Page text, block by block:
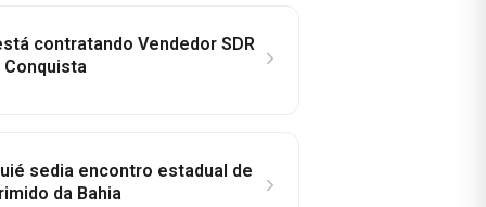
contratando Vendedor SDR
sedia encontro estadual de
da Bahia